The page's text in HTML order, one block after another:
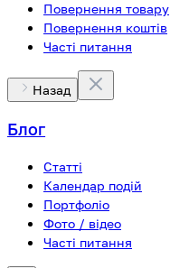
Повернення товару
Повернення коштів
Часті питання
Назад
Блог
Статті
Календар подій
Портфоліо
Фото / відео
Часті питання